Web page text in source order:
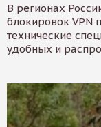
В регионах
блокировок VPN
технические
удобных и